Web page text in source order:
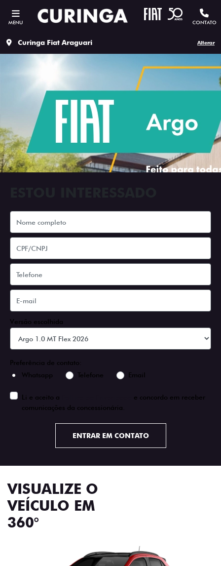
MENU CONTATO
Curinga Fiat Araguari Alterar
Versão escolhida
Preferência de contato:
Whatsapp
Telefone Email
Li e aceito a
e concordo em receber
comunicações da concessionária.
ENTRAR EM CONTATO
VISUALIZE O
VEÍCULO EM
360°